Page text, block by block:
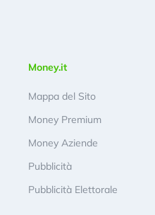
Money.it
Mappa del Sito
Money Premium
Money Aziende
Pubblicità
Pubblicità Elettorale